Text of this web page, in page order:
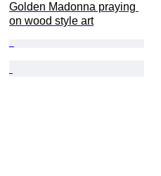
Golden Madonna praying
on wood style art